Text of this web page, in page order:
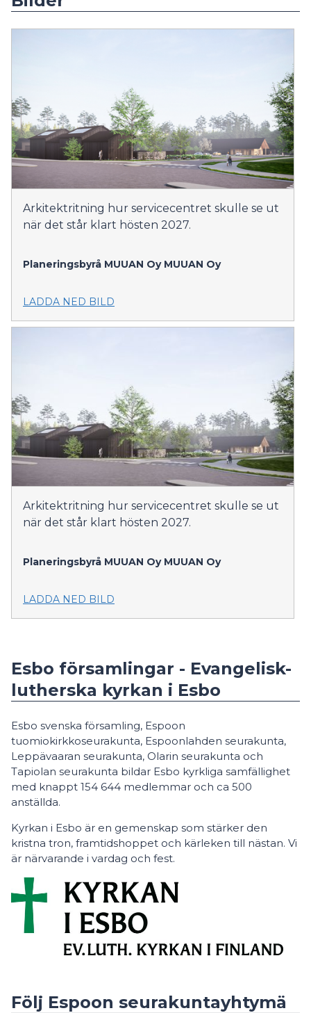
Arkitektritning hur servicecentret skulle se ut
när det står klart hösten 2027.
Planeringsbyrå MUUAN Oy MUUAN Oy
LADDA NED BILD
Arkitektritning hur servicecentret skulle se ut
när det står klart hösten 2027.
Planeringsbyrå MUUAN Oy MUUAN Oy
LADDA NED BILD
Esbo församlingar - Evangelisk-
lutherska kyrkan i Esbo
Esbo svenska församling, Espoon
tuomiokirkkoseurakunta, Espoonlahden seurakunta,
Leppävaaran seurakunta, Olarin seurakunta och
Tapiolan seurakunta bildar Esbo kyrkliga samfällighet
med knappt 154 644 medlemmar och ca 500
anställda.
Kyrkan i Esbo är en gemenskap som stärker den
kristna tron, framtidshoppet och kärleken till nästan. Vi
är närvarande i vardag och fest.
Följ Espoon seurakuntayhtymä